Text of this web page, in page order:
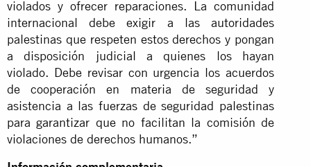
violados y ofrecer reparaciones. La comunidad
internacional debe exigir a las autoridades
palestinas que respeten estos derechos y pongan
a disposición judicial a quienes los hayan
violado. Debe revisar con urgencia los acuerdos
de cooperación en materia de seguridad y
asistencia a las fuerzas de seguridad palestinas
para garantizar que no facilitan la comisión de
violaciones de derechos humanos.”